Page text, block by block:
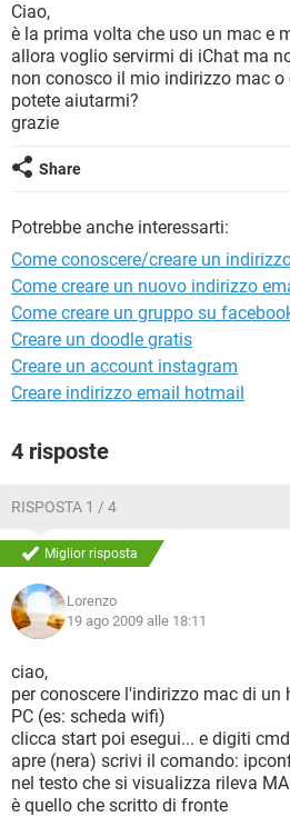
TIKTOK
HARDWARE
INSTAGRAM
TIKTOK
HARDWARE
INTRATTENIMENTO
iOS
INSTAGRAM
TIKTOK
HARDWARE
Ciao,
è la prima volta che uso un mac e
allora voglio servirmi di iChat ma
non conosco il mio indirizzo mac o
potete aiutarmi?
grazie
Share
Potrebbe anche interessarti:
Come conoscere/creare un
Come creare un nuovo indirizzo
Come creare un gruppo su
Creare un doodle gratis
Creare un account instagram
Creare indirizzo email hotmail
4 risposte
RISPOSTA 1 / 4
Miglior risposta
Lorenzo
19 ago 2009 alle 18:11
ciao,
per conoscere l'indirizzo mac di
PC (es: scheda wifi)
clicca start poi esegui... e digiti
apre (nera) scrivi il comando:
nel testo che si visualizza rileva
è quello che scritto di fronte